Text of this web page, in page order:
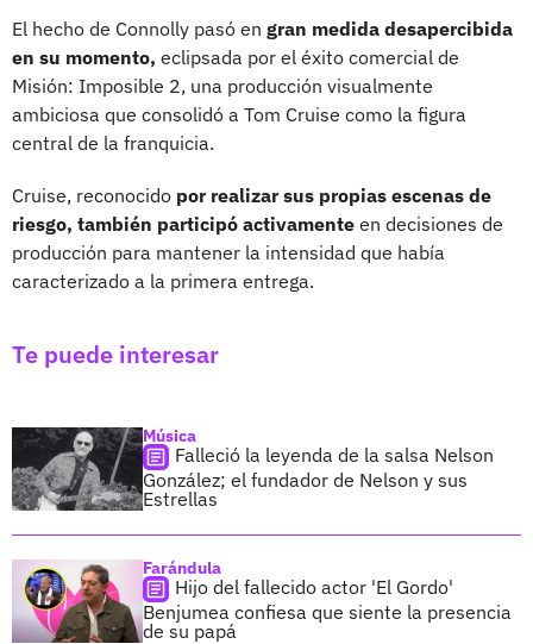
El hecho de Connolly pasó en gran medida desapercibida
en su momento, eclipsada por el éxito comercial de
Misión: Imposible 2, una producción visualmente
ambiciosa que consolidó a Tom Cruise como la figura
central de la franquicia.
Cruise, reconocido por realizar sus propias escenas de
riesgo, también participó activamente en decisiones de
producción para mantener la intensidad que había
caracterizado a la primera entrega.
Te puede interesar
Música
Falleció la leyenda de la salsa Nelson
González; el fundador de Nelson y sus
Estrellas
Farándula
Hijo del fallecido actor 'El Gordo'
Benjumea confiesa que siente la presencia
de su papá